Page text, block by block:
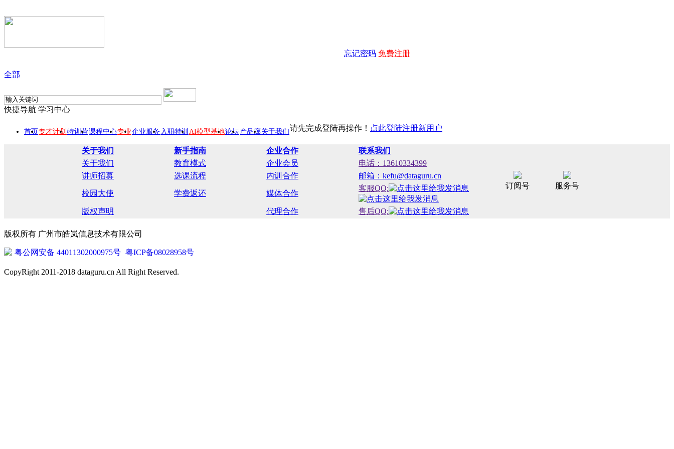
忘记密码 免费注册
全部
快捷导航 学习中心
首页专才计划 特训营课程中心专业企业服务 入职特训 AI模型基地论坛产品廊关于我们请先完成登陆再操作！ 点此登陆注册新用户
关于我们 新手指南 企业合作 联系我们
订阅号 服务号
关于我们 教育模式 企业会员
电话：13610334399
讲师招募
选课流程 内训合作 邮箱：kefu@dataguru.cn
校园大使 学费返还 媒体合作
客服QQ:
版权声明 代理合作 售后QQ:
版权所有 广州市皓岚信息技术有限公司
粤公网安备 44011302000975号 粤ICP备08028958号
CopyRight 2011-2018 dataguru.cn All Right Reserved.